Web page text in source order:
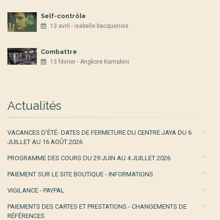
Self-contrôle
13 avril - isabelle bacquenois
Combattre
13 février - Angkore Kamakini
Actualités
VACANCES D’ÉTÉ- DATES DE FERMETURE DU CENTRE JAYA DU 6
JUILLET AU 16 AOÛT 2026
PROGRAMME DES COURS DU 29 JUIN AU 4 JUILLET 2026
PAIEMENT SUR LE SITE BOUTIQUE - INFORMATIONS
VIGILANCE - PAYPAL
PAIEMENTS DES CARTES ET PRESTATIONS - CHANGEMENTS DE
RÉFÉRENCES